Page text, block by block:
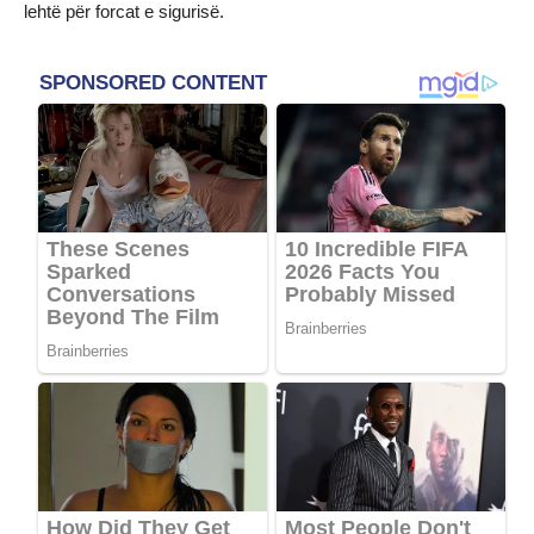
lehtë për forcat e sigurisë.